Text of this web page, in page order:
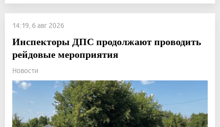
14:19, 6 авг 2026
Инспекторы ДПС продолжают проводить
рейдовые мероприятия
Новости